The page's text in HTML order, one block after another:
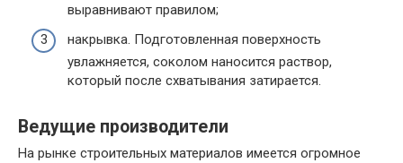
выравнивают правилом;
накрывка. Подготовленная поверхность
увлажняется, соколом наносится раствор,
который после схватывания затирается.
Ведущие производители
На рынке строительных материалов имеется огромное